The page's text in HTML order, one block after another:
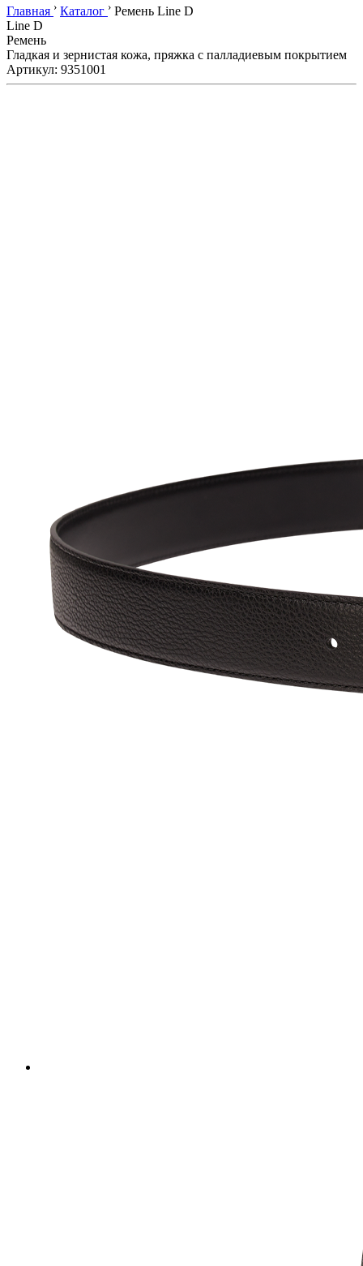
Главная › Каталог › Ремень Line D
Line D
Ремень
Гладкая и зернистая кожа, пряжка с палладиевым покрытием
Артикул: 9351001